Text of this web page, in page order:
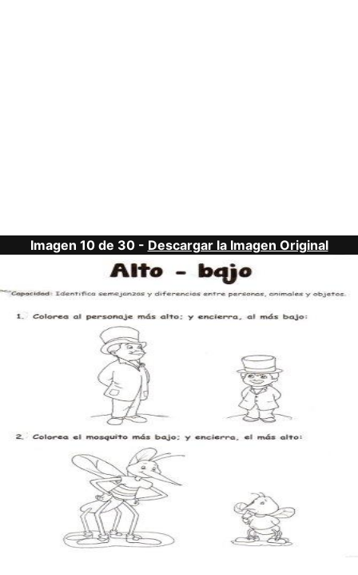
Imagen 10 de 30 - Descargar la Imagen Original